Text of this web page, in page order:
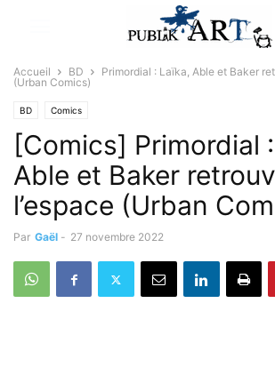
Accueil BD
Primordial : Laïka, Able et Baker
(Urban Comics)
BD Comics
[Comics] Primordial
Able et Baker
l’espace (Urban
Par Gaël - 27 novembre 2022